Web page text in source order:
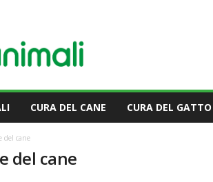
CURA DEL CANE CURA DEL GATTO
del cane
del cane